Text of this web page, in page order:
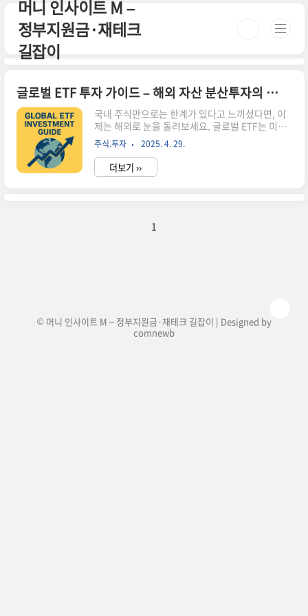
본문 바로가기
머니 인사이트 M –
정부지원금·재테크
길잡이
글로벌 ETF 투자 가이드 – 해외 자산 분산투자의 시작
국내 주식만으로는 한계가 있다고 느끼셨다면, 이
제는 해외로 눈을 돌려보세요. 글로벌 ETF는 미국,
유럽, 신흥국, 친환경 분야 등 다양한 시장에 쉽게
접근할 수 있는 투자 수단입니다. 초보자도 간편하
게 매매할 수 있고, 장기적인 자산 배분에 매우 유리
한 구조로 되어 있어 점점 더 많은 투자자들이 글로
주 500개 기업에 분산 투자하는 상품으로, 애플, 마
주식.투자 2025. 4. 29.
더보기 ››
1
© 머니 인사이트 M – 정부지원금·재테크 길잡이 | Designed by
comnewb